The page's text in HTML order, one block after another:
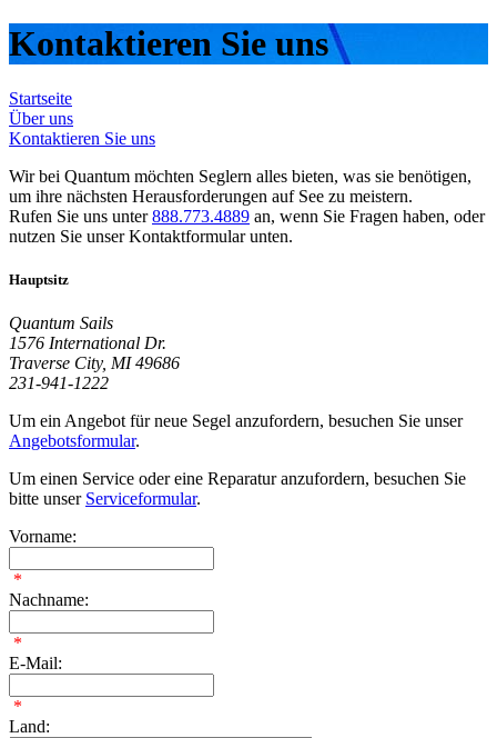
Kontaktieren Sie uns
Startseite
Über uns
Kontaktieren Sie uns
Wir bei Quantum möchten Seglern alles bieten, was sie benötigen,
um ihre nächsten Herausforderungen auf See zu meistern.
Rufen Sie uns unter888.773.4889 an, wenn Sie Fragen haben, oder
nutzen Sie unser Kontaktformular unten.
Hauptsitz
Quantum Sails
1576 International Dr.
Traverse City, MI 49686
231-941-1222
Um ein Angebot für neue Segel anzufordern, besuchen Sie unser
Angebotsformular.
Um einen Service oder eine Reparatur anzufordern, besuchen Sie
bitte unser Serviceformular.
Vorname:
*
Nachname:
*
E-Mail:
*
Land: